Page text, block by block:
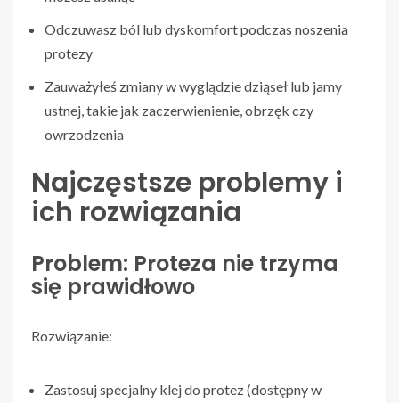
Odczuwasz ból lub dyskomfort podczas noszenia
protezy
Zauważyłeś zmiany w wyglądzie dziąseł lub jamy
ustnej, takie jak zaczerwienienie, obrzęk czy
owrzodzenia
Najczęstsze problemy i
ich rozwiązania
Problem: Proteza nie trzyma
się prawidłowo
Rozwiązanie:
Zastosuj specjalny klej do protez (dostępny w